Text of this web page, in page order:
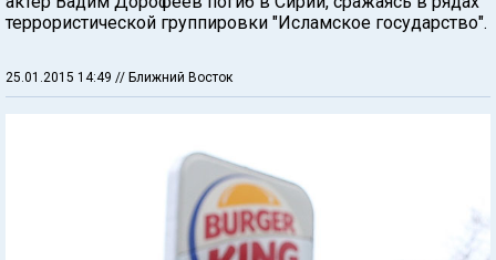
террористической группировки "Исламское государство".
25.01.2015 14:49 // Ближний Восток